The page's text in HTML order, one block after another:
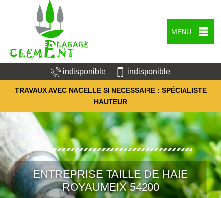
MENU
indisponible indisponible
TRAVAUX AVEC NACELLE SI NECESSAIRE : SPÉCIALISTE
HAUTEUR
ENTREPRISE TAILLE DE HAIE
ROYAUMEIX 54200